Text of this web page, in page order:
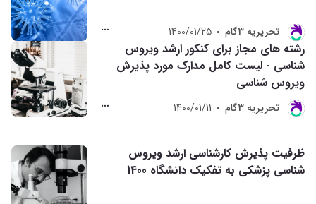
تحريريه 3گام 1400/01/25
رشته های مجاز برای کنکور ارشد ویروس
شناسی - لیست کامل مدارک مورد پذیرش
ویروس شناسی
تحريريه 3گام 1400/01/11
ظرفیت پذیرش کارشناسی ارشد ویروس
شناسی پزشکی به تفکیک دانشگاه 1400